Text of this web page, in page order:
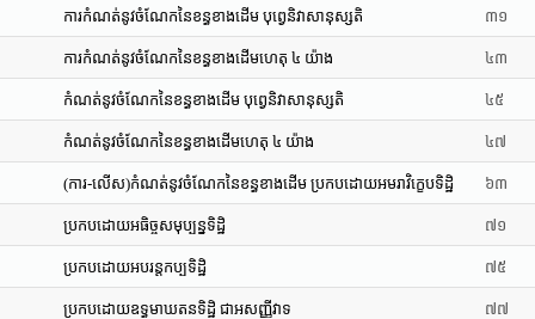
ការកំណត់នូវចំណែកនៃខន្ធខាងដើម បុព្វេនិវាសានុស្សតិ ៣១
ការកំណត់នូវចំណែកនៃខន្ធខាងដើមហេតុ ៤ យ៉ាង ៤៣
កំណត់នូវចំណែកនៃខន្ធខាងដើម បុព្វេនិវាសានុស្សតិ ៤៥
កំណត់នូវចំណែកនៃខន្ធខាងដើមហេតុ ៤ យ៉ាង ៤៧
(ការ-លើស)កំណត់នូវចំណែកនៃខន្ធខាងដើម ប្រកបដោយអមរាវិកេ្ខបទិដិ្ឋ ៦៣
ប្រកបដោយអធិច្ចសមុប្បន្នទិដ្ឋិ ៧១
ប្រកបដោយអបរន្តកប្បទិដ្ឋិ ៧៥
ប្រកបដោយឧទ្ធមាឃតនទិដិ្ឋ ជាអសញ្ញីវាទ ៧៧